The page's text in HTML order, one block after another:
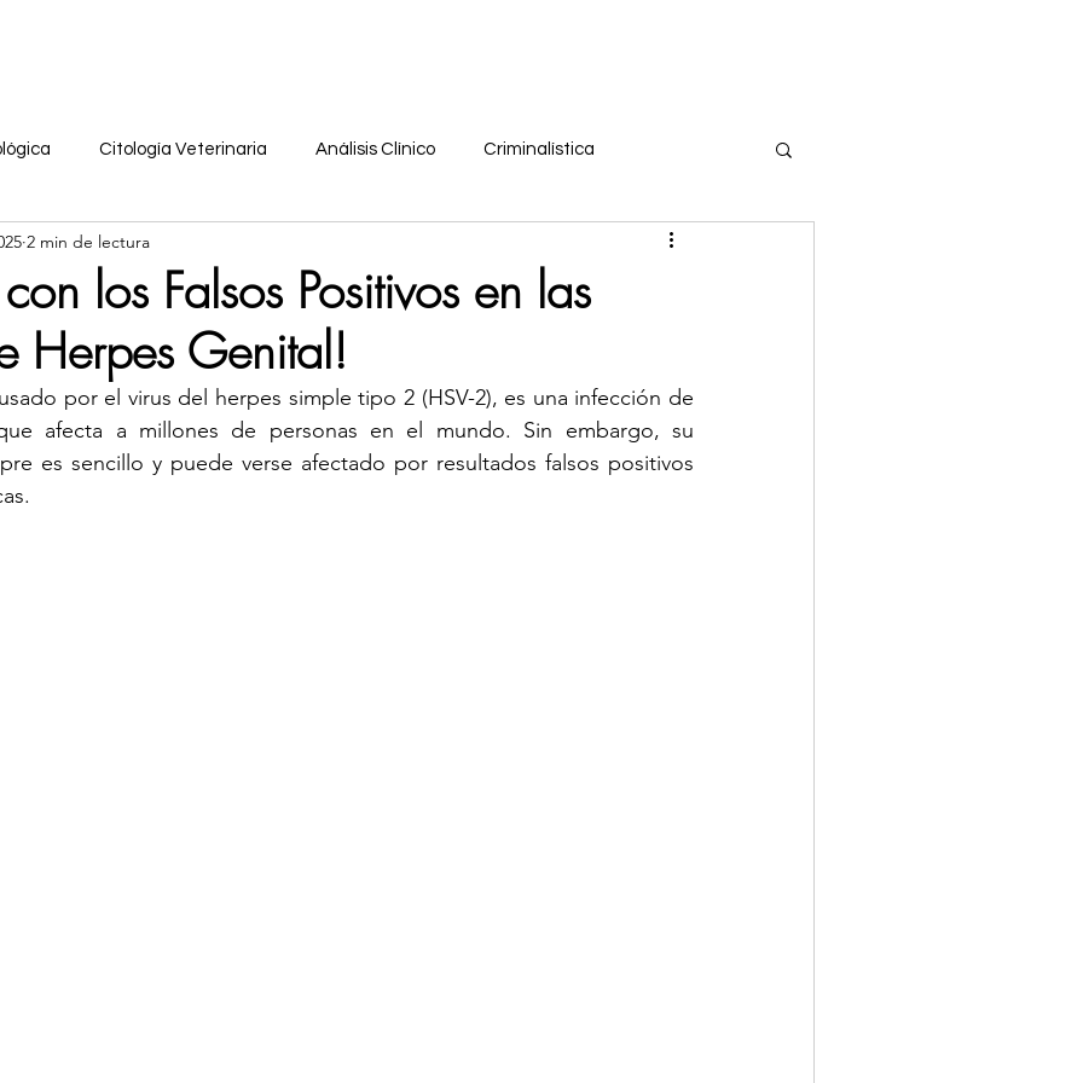
Citología Veterinaria Análisis Clínico Criminalística
aula virtual COVID-19
Dermocosmética podcast
citologia ocular citologia glandula salival citologia de tiroides
los Falsos Positivos en las
Herpes Genital!
2 min de lectura
por el virus del herpes simple tipo 2 (HSV-2), es una infección de
afecta a millones de personas en el mundo. Sin embargo, su
es sencillo y puede verse afectado por resultados falsos positivos